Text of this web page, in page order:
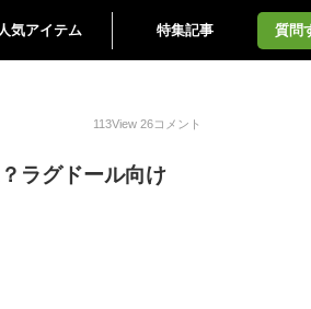
人気アイテム 特集記事 質問
113View 26コメント
ラグドール向け